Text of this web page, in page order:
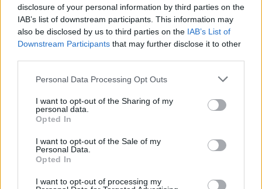
disclosure of your personal information by third parties on the
IAB’s list of downstream participants. This information may
also be disclosed by us to third parties on the IAB’s List of
Downstream Participants that may further disclose it to other
Personal Data Processing Opt Outs
I want to opt-out of the Sharing of my
personal data.
Opted In
I want to opt-out of the Sale of my
Personal Data.
Opted In
I want to opt-out of processing my
Περισσότερα από το
Servicers: Σταματούν τις οχλήσεις
προς τους δανειολήπτες
ανακούφισης
05/08/26|15:44
ηλεκτρονική τιμολόγηση μέσω
παρόχου ζητούν Βιοτεχνικό